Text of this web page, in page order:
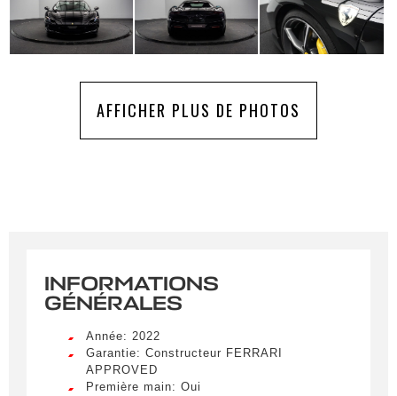
AFFICHER PLUS DE PHOTOS
INFORMATIONS
GÉNÉRALES
Année: 2022
Garantie: Constructeur FERRARI
APPROVED
Première main: Oui